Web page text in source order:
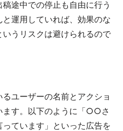
途中での停止も自由に行う
運用していれば、効果のな
うリスクは避けられるので
ユーザーの名前とアクショ
ます。以下のように「○○さ
ています」といった広告を